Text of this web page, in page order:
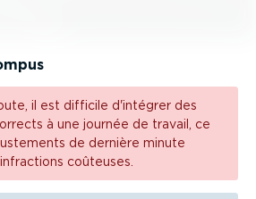
il est difficile d'intégrer des
à une journée de travail, ce
de dernière minute
coûteuses.